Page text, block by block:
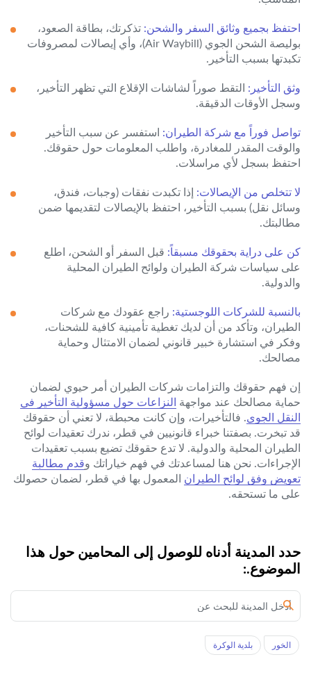
احتفظ بجميع وثائق السفر والشحن: تذكرتك، بطاقة الصعود،
بوليصة الشحن الجوي (Air Waybill)، وأي إيصالات لمصروفات
تكبدتها بسبب التأخير.
وثق التأخير: التقط صوراً لشاشات الإقلاع التي تظهر التأخير،
وسجل الأوقات الدقيقة.
تواصل فوراً مع شركة الطيران: استفسر عن سبب التأخير
والوقت المقدر للمغادرة، واطلب المعلومات حول حقوقك.
احتفظ بسجل لأي مراسلات.
لا تتخلص من الإيصالات: إذا تكبدت نفقات (وجبات، فندق،
وسائل نقل) بسبب التأخير، احتفظ بالإيصالات لتقديمها ضمن
مطالبتك.
كن على دراية بحقوقك مسبقاً: قبل السفر أو الشحن، اطلع
على سياسات شركة الطيران ولوائح الطيران المحلية
والدولية.
بالنسبة للشركات اللوجستية: راجع عقودك مع شركات
الطيران، وتأكد من أن لديك تغطية تأمينية كافية للشحنات،
وفكر في استشارة خبير قانوني لضمان الامتثال وحماية
مصالحك.
إن فهم حقوقك والتزامات شركات الطيران أمر حيوي لضمان
حماية مصالحك عند مواجهة النزاعات حول مسؤولية التأخير في
النقل الجوي. فالتأخيرات، وإن كانت محبطة، لا تعني أن حقوقك
قد تبخرت. بصفتنا خبراء قانونيين في قطر، ندرك تعقيدات لوائح
الطيران المحلية والدولية. لا تدع حقوقك تضيع بسبب تعقيدات
الإجراءات. نحن هنا لمساعدتك في فهم خياراتك وقدم مطالبة
تعويض وفق لوائح الطيران المعمول بها في قطر، لضمان حصولك
على ما تستحقه.
حدد المدينة أدناه للوصول إلى المحامين حول هذا
الموضوع.:
الخور‎ بلدية الوكرة